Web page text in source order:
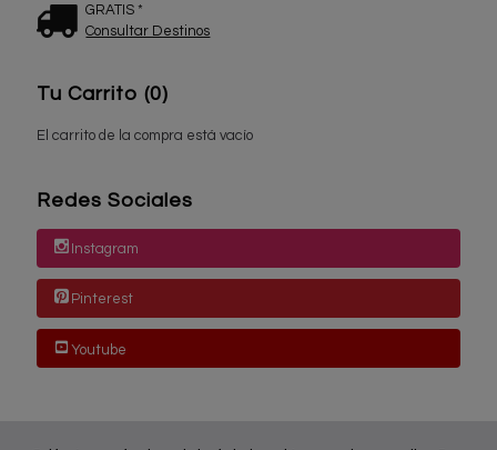
GRATIS *
Consultar Destinos
Tu Carrito (0)
El carrito de la compra está vacío
Redes Sociales
Instagram
Pinterest
Youtube